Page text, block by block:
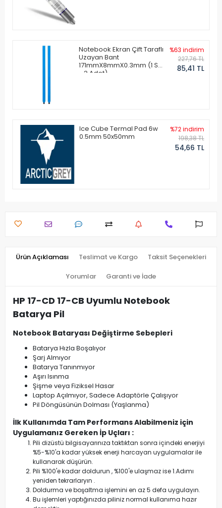
Notebook Ekran Çift Taraflı
Uzayan Bant
171mmX8mmX0.3mm (1 Set
- 2 Adet)
%63 indirim
227,76 TL
85,41 TL
Ice Cube Termal Pad 6w
0.5mm 50x50mm
%72 indirim
198,38 TL
54,66 TL
Ürün Açıklaması Teslimat ve Kargo Taksit Seçenekleri
Yorumlar Garanti ve İade
HP 17-CD 17-CB Uyumlu Notebook
Batarya Pil
Notebook Bataryası Değiştirme Sebepleri
Batarya Hızla Boşalıyor
Şarj Almıyor
Batarya Tanınmıyor
Aşırı Isınma
Şişme veya Fiziksel Hasar
Laptop Açılmıyor, Sadece Adaptörle Çalışıyor
Pil Döngüsünün Dolması (Yaşlanma)
İlk Kullanımda Tam Performans Alabilmeniz için
Uygulamanız Gereken İp Uçları :
Pili dizüstü bilgisayarınıza taktıktan sonra içindeki enerjiyi
%5-%10'a kadar yüksek enerji harcayan uygulamalar ile
kullanarak düşürün.
Pili %100'e kadar doldurun , %100'e ulaşmaz ise 1.Adımı
yeniden tekrarlaryın .
Doldurma ve boşaltma işlemini en az 5 defa uygulayın.
Bu işlemleri yaptığınızda piliniz normal kullanıma hazır